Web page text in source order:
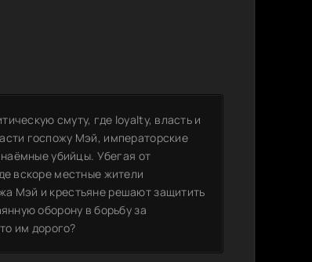
смуту, где loyalty, власть и
госпожу Мэй, императорские
убийцы. Убегая от
вскоре местные жители
Мэй и крестьяне решают защитить
оборону в борьбу за
им дорого?